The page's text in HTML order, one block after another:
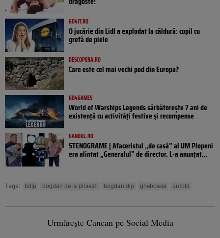
GO4IT.RO
O jucărie din Lidl a explodat la căldură: copil cu
grefă de piele
DESCOPERA.RO
Care este cel mai vechi pod din Europa?
GO4GAMES
World of Warships Legends sărbătorește 7 ani de
existență cu activități festive și recompense
GANDUL.RO
STENOGRAME | Afaceristul „de casă” al UM Plopeni
era alintat „Generalul” de director. L-a anunțat...
Tags: bdlp bogdan de la ploiești bogdan dlp gheboasa untold
Urmărește Cancan pe Social Media